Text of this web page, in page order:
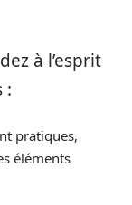
à l’esprit
:
pratiques,
éléments